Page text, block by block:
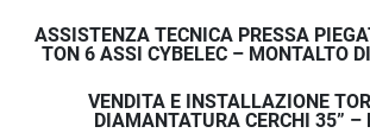
ASSISTENZA TECNICA PRESSA
TON 6 ASSI CYBELEC – MONTALTO
VENDITA E INSTALLAZIONE
DIAMANTATURA CERCHI 35” –